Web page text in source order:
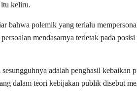
itu keliru.
bahwa polemik yang terlalu
mendasarnya terletak pada posisi
adalah penghasil kebaikan
dalam teori kebijakan publik disebut